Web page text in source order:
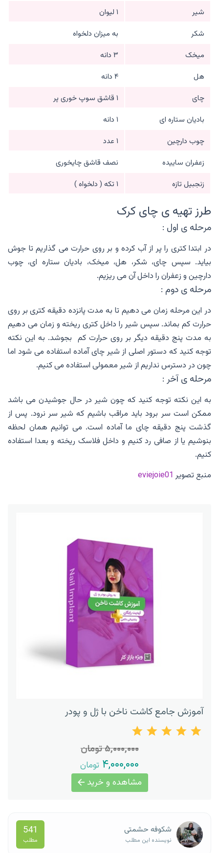
شیر
۱ لیوان
شکر
به میزان دلخواه
میخک
۳ دانه
هل
۴ دانه
چای
۱ قاشق سوپ خوری پر
بادیان ستاره ای
۱ دانه
چوب دارچین
۱ عدد
زعفران ساییده
نصف قاشق چایخوری
زنجبیل تازه
۱ تکه ( دلخواه )
طرز تهیه ی چای کرک
مرحله ی اول :
در ابتدا کتری را پر از آب کرده و بر روی حرارت می گذاریم تا جوش
بیاید. سپس چای، شکر، هل، میخک، بادیان ستاره ای، چوب
دارچین و زعفران را داخل آن می ریزیم.
مرحله ی دوم :
در این مرحله زمان می دهیم تا به مدت پانزده دقیقه کتری بر روی
حرارت کم بماند. سپس شیر را داخل کتری ریخته و زمان می دهیم
به مدت پنج دقیقه دیگر بر روی حرارت کم بجوشد. به این نکته
توجه کنید که دستور اصلی از شیر چای آماده استفاده می شود اما
چون در دسترس نداریم از شیر معمولی استفاده می کنیم.
مرحله ی آخر :
به این نکته توجه کنید که چون شیر در حال جوشیدن می باشد
ممکن است سر برود باید مراقب باشیم که شیر سر نرود. پس از
گذشت پنج دقیقه چای ما آماده است. می توانیم همان لحظه
بنوشیم یا از صافی رد کنیم و داخل فلاسک ریخته و بعدا استفاده
کنیم.
منبع تصویر eviejoie01
آموزش جامع کاشت ناخن با ژل و پودر
۵,۰۰۰,۰۰۰ تومان
۴,۰۰۰,۰۰۰ تومان
مشاهده و خرید
شکوفه حشمتی
نویسنده این مطلب
541
مطلب